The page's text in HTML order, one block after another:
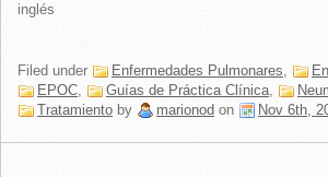
inglés
Filed under Enfermedades Pulmonares,
EPOC, Guías de Práctica Clínica,
Tratamiento by marionod on Nov 6th,